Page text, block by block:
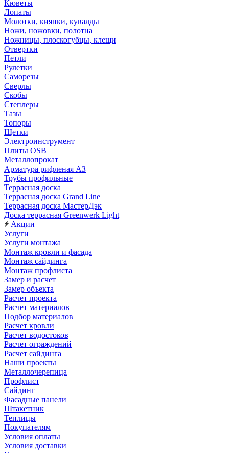
Кюветы
Лопаты
Молотки, киянки, кувалды
Ножи, ножовки, полотна
Ножницы, плоскогубцы, клещи
Отвертки
Петли
Рулетки
Саморезы
Сверлы
Скобы
Степлеры
Тазы
Топоры
Щетки
Электроинструмент
Плиты OSB
Металлопрокат
Арматура рифленая АЗ
Трубы профильные
Террасная доска
Террасная доска Grand Line
Террасная доска МастерДэк
Доска террасная Greenwerk Light
Акции
Услуги
Услуги монтажа
Монтаж кровли и фасада
Монтаж сайдинга
Монтаж профлиста
Замер и расчет
Замер объекта
Расчет проекта
Расчет материалов
Подбор материалов
Расчет кровли
Расчет водостоков
Расчет ограждений
Расчет сайдинга
Наши проекты
Металлочерепица
Профлист
Сайдинг
Фасадные панели
Штакетник
Теплицы
Покупателям
Условия оплаты
Условия доставки